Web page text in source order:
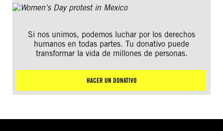
Si nos unimos, podemos luchar por los derechos
humanos en todas partes. Tu donativo puede
transformar la vida de millones de personas.
HACER UN DONATIVO